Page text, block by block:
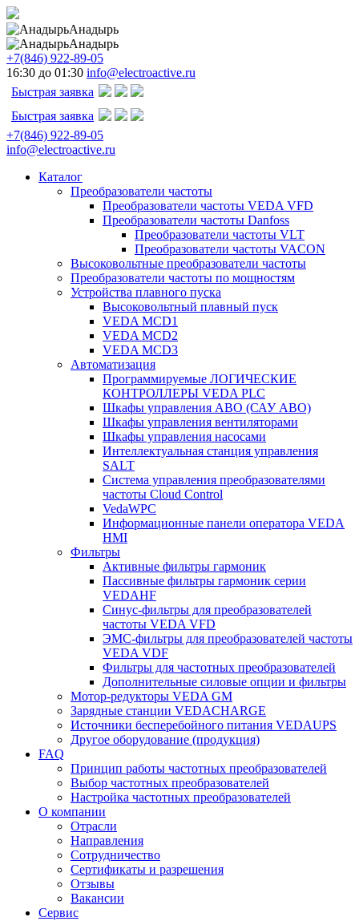
Анадырь
Анадырь
+7(846) 922-89-05
16:30 до 01:30 info@electroactive.ru
Быстрая заявка
Быстрая заявка
+7(846) 922-89-05
info@electroactive.ru
Каталог
Преобразователи частоты
Преобразователи частоты VEDA VFD
Преобразователи частоты Danfoss
Преобразователи частоты VLT
Преобразователи частоты VACON
Высоковольтные преобразователи частоты
Преобразователи частоты по мощностям
Устройства плавного пуска
Высоковольтный плавный пуск
VEDA MCD1
VEDA MCD2
VEDA MCD3
Автоматизация
Программируемые ЛОГИЧЕСКИЕ
КОНТРОЛЛЕРЫ VEDA PLC
Шкафы управления АВО (САУ АВО)
Шкафы управления вентиляторами
Шкафы управления насосами
Интеллектуальная станция управления
SALT
Система управления преобразователями
частоты Cloud Control
VedaWPC
Информационные панели оператора VEDA
HMI
Фильтры
Активные фильтры гармоник
Пассивные фильтры гармоник серии
VEDAHF
Синус-фильтры для преобразователей
частоты VEDA VFD
ЭМС-фильтры для преобразователей частоты
VEDA VDF
Фильтры для частотных преобразователей
Дополнительные силовые опции и фильтры
Мотор-редукторы VEDA GM
Зарядные станции VEDACHARGE
Источники бесперебойного питания VEDAUPS
Другое оборудование (продукция)
FAQ
Принцип работы частотных преобразователей
Выбор частотных преобразователей
Настройка частотных преобразователей
О компании
Отрасли
Направления
Сотрудничество
Сертификаты и разрешения
Отзывы
Вакансии
Сервис